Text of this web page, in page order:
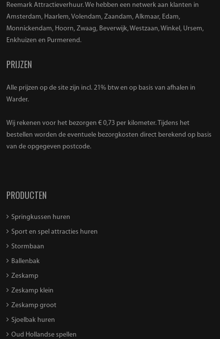
Reemark Attractieverhuur. We hebben een netwerk aan klanten in
Amsterdam, Haarlem, Volendam, Zaandam, Alkmaar, Edam,
Monnickendam, Hoorn, Zwaag, Beverwijk, Westzaan, Winkel, Ursem,
Enkhuizen en Purmerend.
PRIJZEN
Alle prijzen op de site zijn incl. 21% btw en op basis van afhalen in
Warder.
Wij rekenen voor het bezorgen € 0,73 per kilometer. Tijdens het
bestellen worden de eventuele bezorgkosten direct berekend op basis
van de opgegeven postcode.
PRODUCTEN
Springkussen huren
Sport en spel attracties huren
Stormbaan
Ballenbak
Zeskamp
Zeskamp klein
Zeskamp groot
Sjoelbak huren
Oud Hollandse spellen